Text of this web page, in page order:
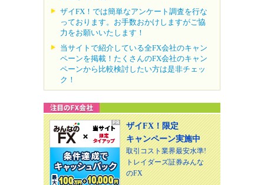
ザイFX！では簡単なアンケート調査を行な
っております。お手数おかけしますがご協
力をお願いいたします！
当サイトで紹介している全FX会社のキャン
ペーンを掲載！たくさんのFX会社のキャン
ペーンから比較検討したい方は是非チェッ
ク！
ザイFX！限定
キャンペーン実施中
取引コスト業界最安水準!
トレイダーズ証券みんな
のFX